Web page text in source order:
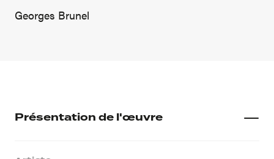
Georges Brunel
Présentation de l'œuvre